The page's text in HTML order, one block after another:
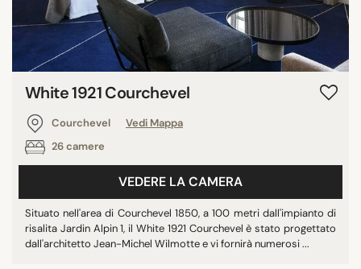
Balcone
Camera familiare
Fitness
Giardino o Terrazza
Piscina
Ristorante
STELLE
White 1921 Courchevel
Courchevel
Vedi Mappa
26 camere
VEDERE LA CAMERA
Situato nell'area di Courchevel 1850, a 100 metri dall'impianto di
risalita Jardin Alpin 1, il White 1921 Courchevel è stato progettato
dall'architetto Jean-Michel Wilmotte e vi fornirà numerosi ...